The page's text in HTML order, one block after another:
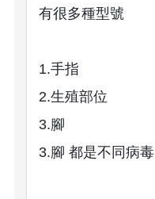
有很多種型號
1.手指
2.生殖部位
3.腳
3.腳 都是不同病毒